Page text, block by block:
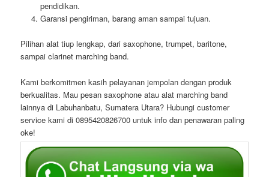
pendidikan.
Garansi pengiriman, barang aman sampai tujuan.
Pilihan alat tiup lengkap, dari saxophone, trumpet, baritone,
sampai clarinet marching band.
Kami berkomitmen kasih pelayanan jempolan dengan produk
berkualitas. Mau pesan saxophone atau alat marching band
lainnya di Labuhanbatu, Sumatera Utara? Hubungi customer
service kami di 0895420826700 untuk info dan penawaran paling
oke!